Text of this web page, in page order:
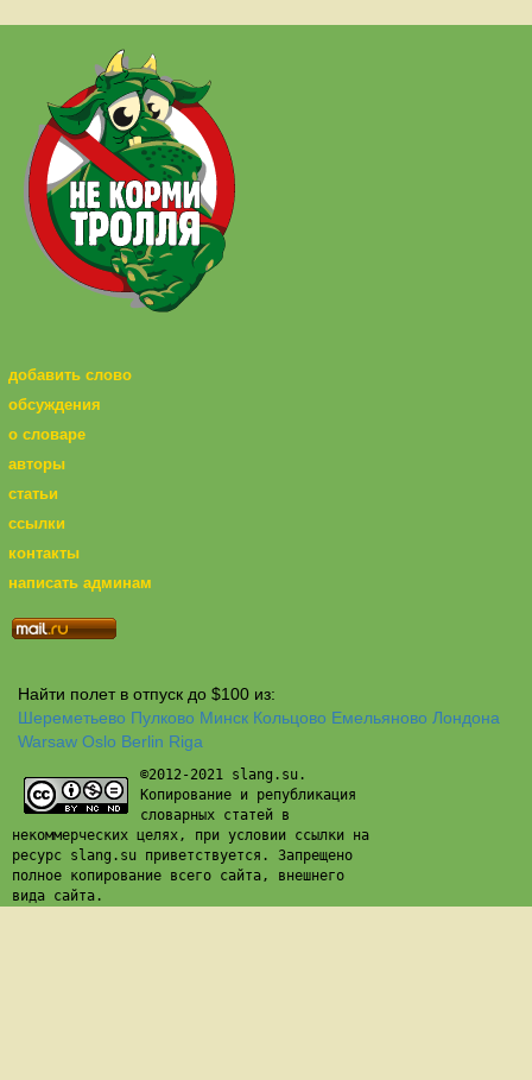
добавить слово
обсуждения
о словаре
авторы
статьи
ссылки
контакты
написать админам
Найти полет в отпуск до $100 из:
Шереметьево Пулково Минск Кольцово Емельяново Лондона
Warsaw Oslo Berlin Riga
©2012-2021 slang.su.
Копирование и републикация
словарных статей в
некоммерческих целях, при условии ссылки на
ресурс slang.su приветствуется. Запрещено
полное копирование всего сайта, внешнего
вида сайта.